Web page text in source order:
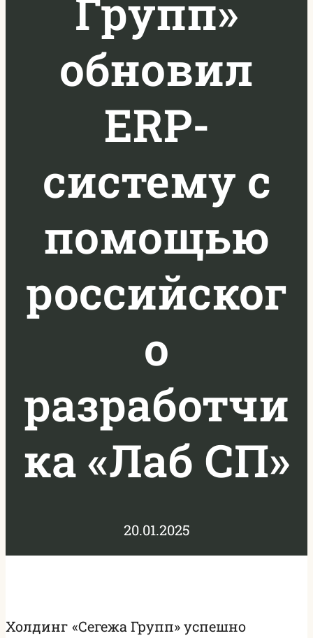
Групп»
обновил
ERP-
систему с
помощью
российског
о
разработчи
ка «Лаб СП»
20.01.2025
Холдинг «Сегежа Групп» успешно